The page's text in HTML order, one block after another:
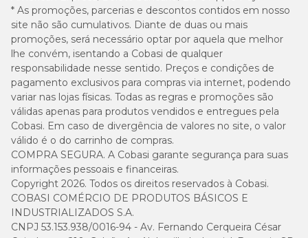
* As promoções, parcerias e descontos contidos em nosso
site não são cumulativos. Diante de duas ou mais
promoções, será necessário optar por aquela que melhor
lhe convém, isentando a Cobasi de qualquer
responsabilidade nesse sentido. Preços e condições de
pagamento exclusivos para compras via internet, podendo
variar nas lojas físicas. Todas as regras e promoções são
válidas apenas para produtos vendidos e entregues pela
Cobasi. Em caso de divergência de valores no site, o valor
válido é o do carrinho de compras.
COMPRA SEGURA. A Cobasi garante segurança para suas
informações pessoais e financeiras.
Copyright 2026. Todos os direitos reservados à Cobasi.
COBASI COMÉRCIO DE PRODUTOS BÁSICOS E
INDUSTRIALIZADOS S.A.
CNPJ 53.153.938/0016-94 - Av. Fernando Cerqueira César